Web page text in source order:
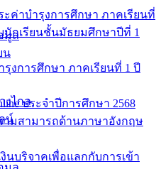
มูล
น
งไกล
น์
ะค่าบำรุงการศึกษา ภาคเรียนที่
นักเรียนชั้นมัธยมศึกษาปีที่ 1
รุงการศึกษา ภาคเรียนที่ 1 ปี
ประจำปีการศึกษา 2568
มสามารถด้านภาษาอังกฤษ
นบริจาคเพื่อแลกกับการเข้า